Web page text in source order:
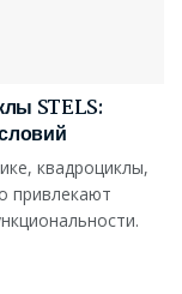
STELS:
квадроциклы,
привлекают